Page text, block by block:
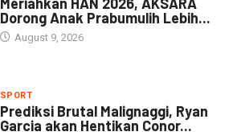
Meriahkan HAN 2026, AKSARA
Dorong Anak Prabumulih Lebih...
August 9, 2026
SPORT
Prediksi Brutal Malignaggi, Ryan
Garcia akan Hentikan Conor...